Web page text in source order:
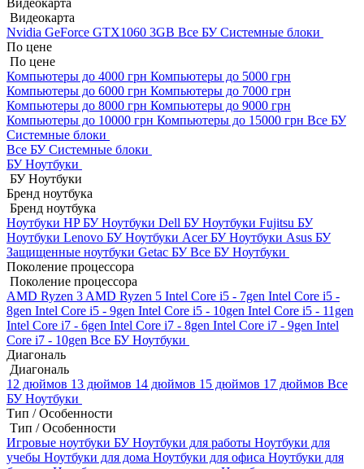
Видеокарта
Видеокарта
Nvidia GeForce GTX1060 3GB Все БУ Системные блоки
По цене
По цене
Компьютеры до 4000 грн Компьютеры до 5000 грн
Компьютеры до 6000 грн Компьютеры до 7000 грн
Компьютеры до 8000 грн Компьютеры до 9000 грн
Компьютеры до 10000 грн Компьютеры до 15000 грн Все БУ
Системные блоки
Все БУ Системные блоки
БУ Ноутбуки
БУ Ноутбуки
Бренд ноутбука
Бренд ноутбука
Ноутбуки HP БУНоутбуки Dell БУНоутбуки Fujitsu БУ
Ноутбуки Lenovo БУНоутбуки Acer БУНоутбуки Asus БУ
Защищенные ноутбуки Getac БУВсе БУ Ноутбуки
Поколение процессора
Поколение процессора
AMD Ryzen 3 AMD Ryzen 5 Intel Core i5 - 7gen Intel Core i5 -
8gen Intel Core i5 - 9gen Intel Core i5 - 10gen Intel Core i5 - 11gen
Intel Core i7 - 6gen Intel Core i7 - 8gen Intel Core i7 - 9gen Intel
Core i7 - 10gen Все БУ Ноутбуки
Диагональ
Диагональ
12 дюймов 13 дюймов 14 дюймов 15 дюймов 17 дюймов Все
БУ Ноутбуки
Тип / Особенности
Тип / Особенности
Игровые ноутбуки БУНоутбуки для работы Ноутбуки для
учебы Ноутбуки для дома Ноутбуки для офиса Ноутбуки для